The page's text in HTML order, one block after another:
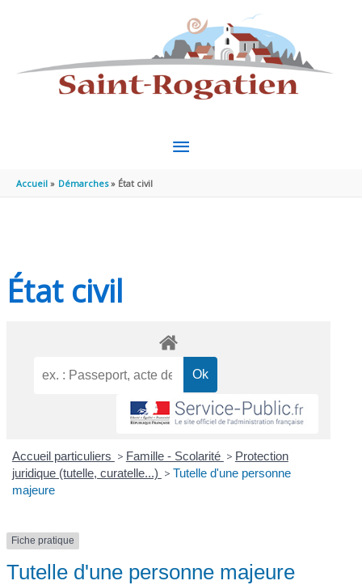
MENU
Accueil Démarches État civil
État civil
Accueil particuliers > Famille - Scolarité > Protection
juridique (tutelle, curatelle...) > Tutelle d'une personne
majeure
Fiche pratique
Tutelle d'une personne majeure